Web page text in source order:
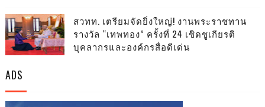
สวทท. เตรียมจัดยิ่งใหญ่! งานพระราชทาน
รางวัล “เทพทอง” ครั้งที่ 24 เชิดชูเกียรติ
บุคลากรและองค์กรสื่อดีเด่น
ADS